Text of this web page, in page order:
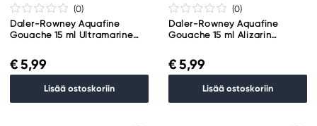
(0)
Daler-Rowney Aquafine
Gouache 15 ml Ultramarine
€ 5,99
Lisää ostoskoriin
(0)
Daler-Rowney Aquafine
Gouache 15 ml Alizarin
€ 5,99
Lisää ostoskoriin